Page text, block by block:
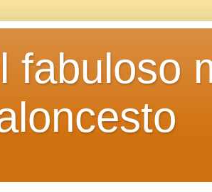
fabuloso